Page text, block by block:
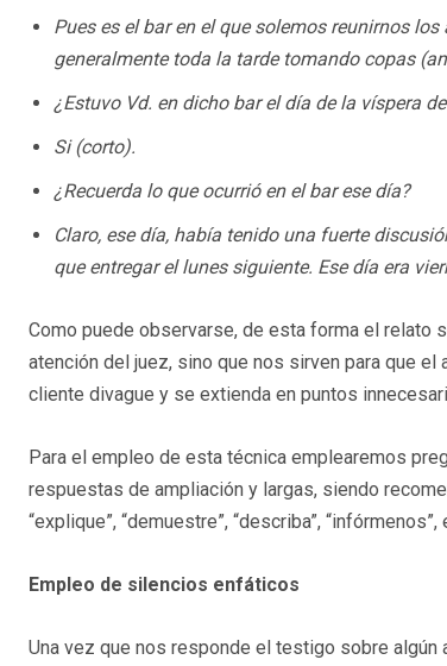
Pues es el bar en el que solemos reunirnos
generalmente toda la tarde tomando copas
¿Estuvo Vd. en dicho bar el día de la víspera
Si (corto).
¿Recuerda lo que ocurrió en el bar ese día?
Claro, ese día, había tenido una fuerte
que entregar el lunes siguiente. Ese día era
Como puede observarse, de esta forma el relato
atención del juez, sino que nos sirven para que
cliente divague y se extienda en puntos
Para el empleo de esta técnica emplearemos
respuestas de ampliación y largas, siendo
“explique”, “demuestre”, “describa”, “infórmenos”,
Empleo de silencios enfáticos
Una vez que nos responde el testigo sobre